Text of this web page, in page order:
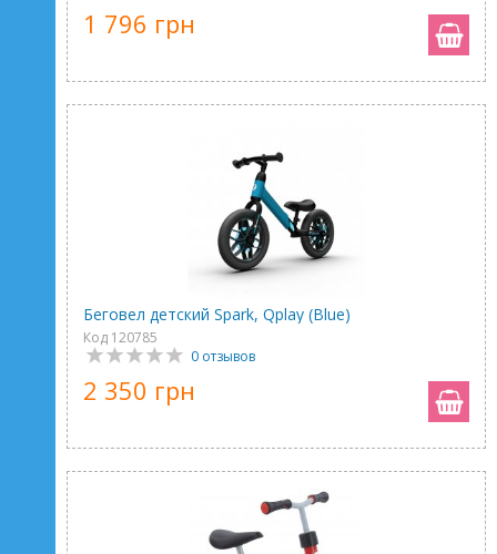
1 796 грн
Беговел детский Spark, Qplay (Blue)
Код 120785
0 отзывов
2 350 грн